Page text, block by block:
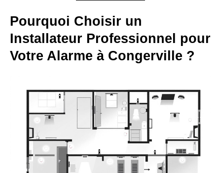
Pourquoi Choisir un
Installateur Professionnel pour
Votre Alarme à Congerville ?